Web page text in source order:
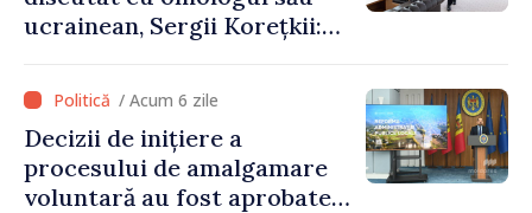
ucrainean, Sergii Korețkii:
bazată pe încredere și
solidaritate, pe care vrem să
o transformăm în proiecte
concrete”
/ Acum 6 zile
Decizii de inițiere a
procesului de amalgamare
voluntară au fost aprobate